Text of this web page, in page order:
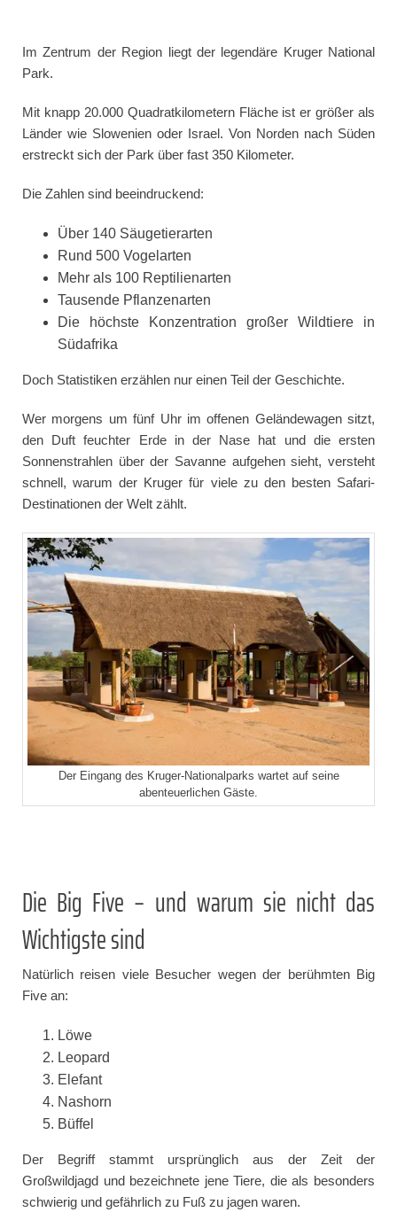
Im Zentrum der Region liegt der legendäre Kruger National
Park.
Mit knapp 20.000 Quadratkilometern Fläche ist er größer als
Länder wie Slowenien oder Israel. Von Norden nach Süden
erstreckt sich der Park über fast 350 Kilometer.
Die Zahlen sind beeindruckend:
Über 140 Säugetierarten
Rund 500 Vogelarten
Mehr als 100 Reptilienarten
Tausende Pflanzenarten
Die höchste Konzentration großer Wildtiere in
Südafrika
Doch Statistiken erzählen nur einen Teil der Geschichte.
Wer morgens um fünf Uhr im offenen Geländewagen sitzt,
den Duft feuchter Erde in der Nase hat und die ersten
Sonnenstrahlen über der Savanne aufgehen sieht, versteht
schnell, warum der Kruger für viele zu den besten Safari-
Destinationen der Welt zählt.
Der Eingang des Kruger-Nationalparks wartet auf seine
abenteuerlichen Gäste.
Die Big Five – und warum sie nicht das
Wichtigste sind
Natürlich reisen viele Besucher wegen der berühmten Big
Five an:
Löwe
Leopard
Elefant
Nashorn
Büffel
Der Begriff stammt ursprünglich aus der Zeit der
Großwildjagd und bezeichnete jene Tiere, die als besonders
schwierig und gefährlich zu Fuß zu jagen waren.